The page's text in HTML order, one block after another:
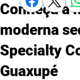
Conheça a
moderna
Specialty
Guaxupé